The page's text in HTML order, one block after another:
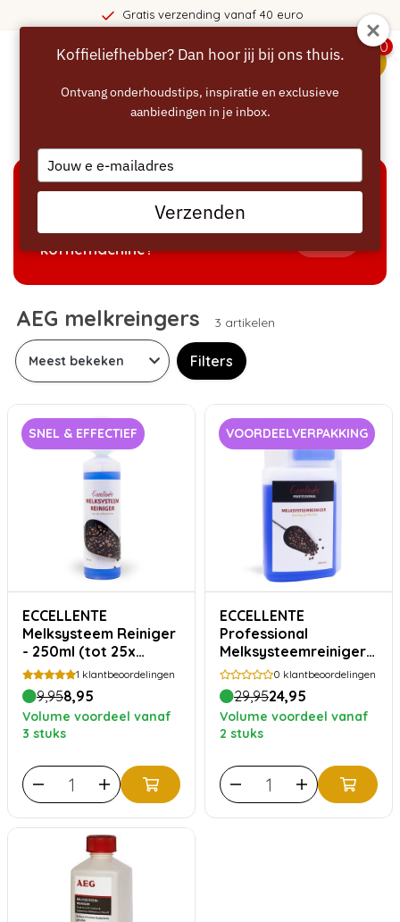
Gratis verzending vanaf 40 euro
0
Welke producten passen bij mijn
koffiemachine?
AEG melkreingers 3 artikelen
Filters
SNEL & EFFECTIEF
ECCELLENTE
Melksysteem Reiniger
- 250ml (tot 25x
reinigen)
1 klantbeoordelingen
9,958,95
Volume voordeel vanaf
3 stuks
VOORDEELVERPAKKING
ECCELLENTE
Professional
Melksysteemreiniger -
1000ml 0 klantbeoordelingen
29,9524,95
Volume voordeel vanaf
2 stuks
Koffieliefhebber? Dan hoor jij bij ons thuis.
Ontvang onderhoudstips, inspiratie en exclusieve
aanbiedingen in je inbox.
Type
your
email
Verzenden